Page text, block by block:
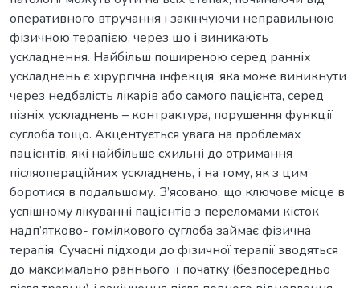
оперативного втручання і закінчуючи неправильною
фізичною терапією, через що і виникають
ускладнення. Найбільш поширеною серед ранніх
ускладнень є хірургічна інфекція, яка може виникнути
через недбалість лікарів або самого пацієнта, серед
пізніх ускладнень – контрактура, порушення функції
суглоба тощо. Акцентується увага на проблемах
пацієнтів, які найбільше схильні до отримання
післяопераційних ускладнень, і на тому, як з цим
боротися в подальшому. З’ясовано, що ключове місце в
успішному лікуванні пацієнтів з переломами кісток
надп’ятково- гомілкового суглоба займає фізична
терапія. Сучасні підходи до фізичної терапії зводяться
до максимально раннього її початку (безпосередньо